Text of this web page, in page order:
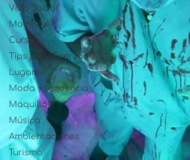
Vida Social
Modelaje
Cursos
Tips para Eventos
Lugares
Moda y tendencia
Maquillaje
Música
Ambientaciones
Turismo